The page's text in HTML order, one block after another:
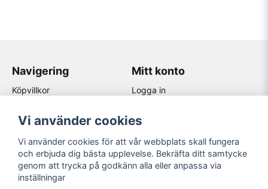
Navigering
Köpvillkor
Återförsäljare
Om Jape
Mitt konto
Logga in
Sociala medier
Facebook
Instagram
Vi använder cookies
Vi använder cookies för att vår webbplats skall fungera
och erbjuda dig bästa upplevelse. Bekräfta ditt samtycke
genom att trycka på godkänn alla eller anpassa via
inställningar